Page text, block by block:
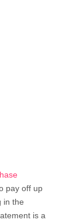
pay off up
in the
is a